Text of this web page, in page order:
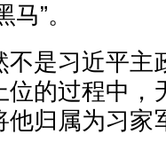
”。
是习近平主
的过程中，
归属为习家